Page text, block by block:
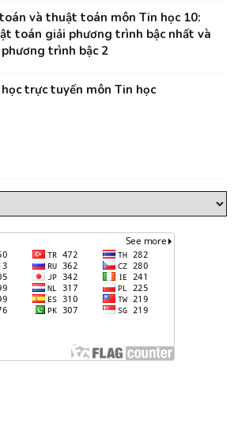
và thuật toán môn Tin học 10:
toán giải phương trình bậc nhất và
trình bậc 2
học trực tuyến môn Tin học